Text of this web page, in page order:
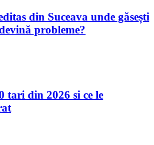
din Suceava unde găsești
probleme?
tari din 2026 si ce le